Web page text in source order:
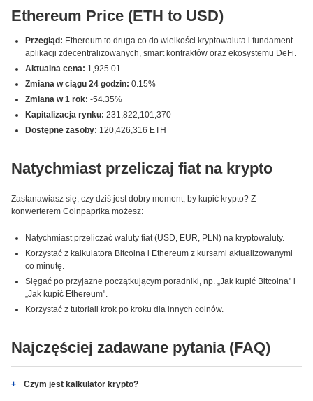
Ethereum Price (ETH to USD)
Przegląd: Ethereum to druga co do wielkości kryptowaluta i fundament
aplikacji zdecentralizowanych, smart kontraktów oraz ekosystemu DeFi.
Aktualna cena: 1,925.01
Zmiana w ciągu 24 godzin: 0.15%
Zmiana w 1 rok: -54.35%
Kapitalizacja rynku: 231,822,101,370
Dostępne zasoby: 120,426,316 ETH
Natychmiast przeliczaj fiat na krypto
Zastanawiasz się, czy dziś jest dobry moment, by kupić krypto? Z
konwerterem Coinpaprika możesz:
Natychmiast przeliczać waluty fiat (USD, EUR, PLN) na kryptowaluty.
Korzystać z kalkulatora Bitcoina i Ethereum z kursami aktualizowanymi
co minutę.
Sięgać po przyjazne początkującym poradniki, np. „Jak kupić Bitcoina" i
„Jak kupić Ethereum".
Korzystać z tutoriali krok po kroku dla innych coinów.
Najczęściej zadawane pytania (FAQ)
Czym jest kalkulator krypto?